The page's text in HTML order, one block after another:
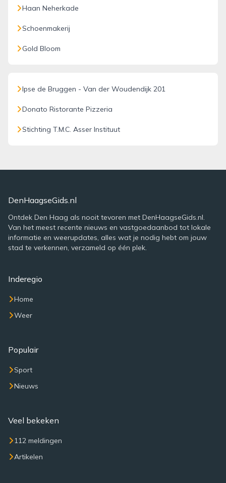
Haan Neherkade
Schoenmakerij
Gold Bloom
Ipse de Bruggen - Van der Woudendijk 201
Donato Ristorante Pizzeria
Stichting T.M.C. Asser Instituut
DenHaagseGids.nl
Ontdek Den Haag als nooit tevoren met DenHaagseGids.nl.
Van het meest recente nieuws en vastgoedaanbod tot lokale
informatie en weerupdates, alles wat je nodig hebt om jouw
stad te verkennen, verzameld op één plek.
Inderegio
Home
Weer
Populair
Sport
Nieuws
Veel bekeken
112 meldingen
Artikelen